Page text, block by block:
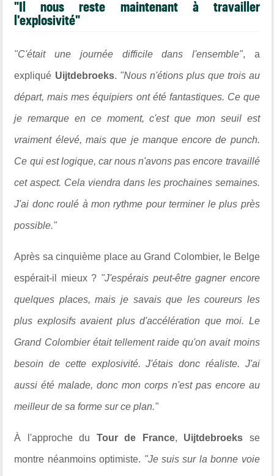
"Il nous reste maintenant à travailler
l'explosivité"
"C'était une journée difficile dans l'ensemble", a
expliqué Uijtdebroeks. "Nous n'étions plus que trois au
départ, mais mes équipiers ont été fantastiques. Ce que
je remarque en ce moment, c'est que mon seuil est
vraiment élevé, mais que je manque encore de punch.
Ce qui est logique, car nous n'avons pas encore travaillé
cet aspect. Cela viendra dans les prochaines semaines.
J'ai donc roulé à mon rythme pour terminer le plus près
possible."
Après sa cinquième place au Grand Colombier, le Belge
espérait-il mieux ? "J'espérais peut-être gagner encore
quelques places, mais je savais que les coureurs les
plus explosifs avaient plus d'accélération que moi. Le
Grand Colombier était tellement raide qu'on avait moins
besoin de cette explosivité. J'étais donc réaliste. J'ai
aussi été malade, donc mon corps n'est pas encore au
meilleur de sa forme sur ce plan."
À l'approche du Tour de France, Uijtdebroeks se
montre néanmoins optimiste. "Je suis sur la bonne voie